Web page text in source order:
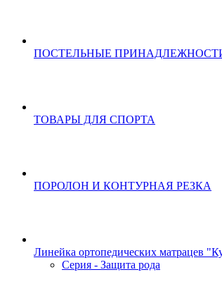
ПОСТЕЛЬНЫЕ
ТОВАРЫ ДЛЯ СПОРТА
ПОРОЛОН И КОНТУРНАЯ РЕЗКА
Линейка ортопедических матрацев
Серия - Защита рода